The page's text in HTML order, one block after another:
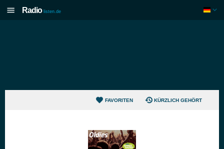
Radio listen.de
FAVORITEN KÜRZLICH GEHÖRT